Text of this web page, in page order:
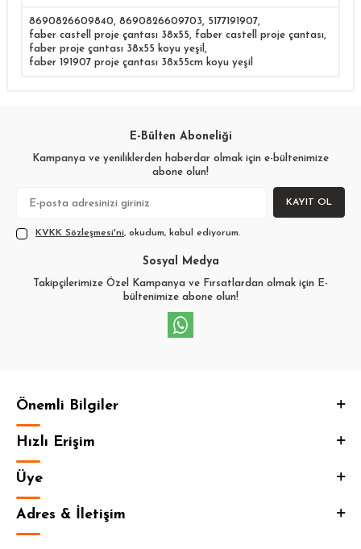
8690826609840, 8690826609703, 5177191907,
faber castell proje çantası 38x55, faber castell proje çantası,
faber proje çantası 38x55 koyu yeşil ,
faber 191907 proje çantası 38x55cm koyu yeşil
E-Bülten Aboneliği
Kampanya ve yeniliklerden haberdar olmak için e-bültenimize
abone olun!
KAYIT OL
KVKK Sözleşmesi'ni, okudum, kabul ediyorum.
Sosyal Medya
Takipçilerimize Özel Kampanya ve Fırsatlardan olmak için E-
bültenimize abone olun!
Önemli Bilgiler
Hızlı Erişim
Üye
Adres & İletişim